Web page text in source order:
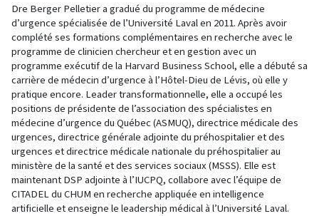
Dre Berger Pelletier a gradué du programme de médecine
d’urgence spécialisée de l’Université Laval en 2011. Après avoir
complété ses formations complémentaires en recherche avec le
programme de clinicien chercheur et en gestion avec un
programme exécutif de la Harvard Business School, elle a débuté sa
carrière de médecin d’urgence à l’Hôtel-Dieu de Lévis, où elle y
pratique encore. Leader transformationnelle, elle a occupé les
positions de présidente de l’association des spécialistes en
médecine d’urgence du Québec (ASMUQ), directrice médicale des
urgences, directrice générale adjointe du préhospitalier et des
urgences et directrice médicale nationale du préhospitalier au
ministère de la santé et des services sociaux (MSSS). Elle est
maintenant DSP adjointe à l’IUCPQ, collabore avec l’équipe de
CITADEL du CHUM en recherche appliquée en intelligence
artificielle et enseigne le leadership médical à l’Université Laval.